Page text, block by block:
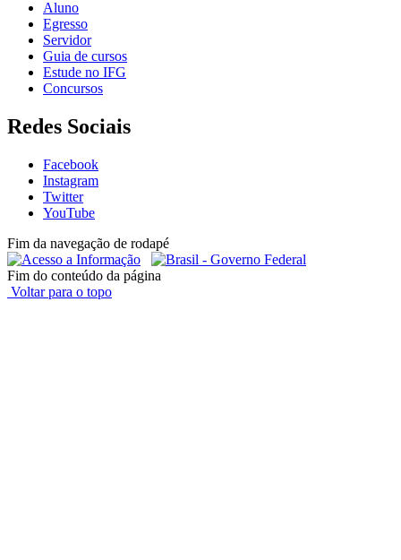
Aluno
Egresso
Servidor
Guia de cursos
Estude no IFG
Concursos
Redes Sociais
Facebook
Instagram
Twitter
YouTube
Fim da navegação de rodapé
Fim do conteúdo da página
Voltar para o topo